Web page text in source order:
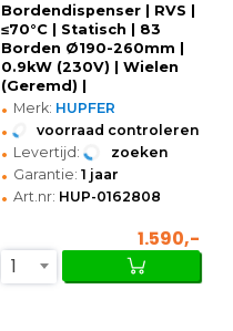
Bordendispenser | RVS |
≤70°C | Statisch | 83
Borden Ø190-260mm |
0.9kW (230V) | Wielen
(Geremd) |
610x460x1072(h)mm
• Merk: HUPFER
• voorraad controleren
• Levertijd: zoeken
• Garantie: 1 jaar
• Art.nr: HUP-0162808
1.590,-
1